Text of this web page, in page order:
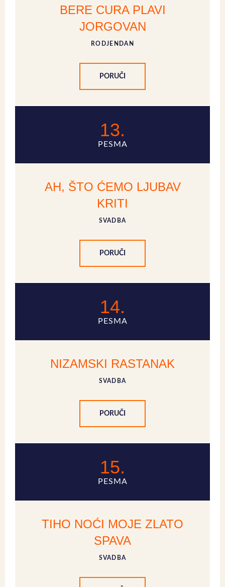
BERE CURA PLAVI
JORGOVAN
RODJENDAN
PORUČI
13.
PESMA
AH, ŠTO ĆEMO LJUBAV
KRITI
SVADBA
PORUČI
14.
PESMA
NIZAMSKI RASTANAK
SVADBA
PORUČI
15.
PESMA
TIHO NOĆI MOJE ZLATO
SPAVA
SVADBA